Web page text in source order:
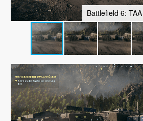
Battlefield 6: TAA